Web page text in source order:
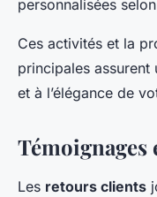
personnalisées
Ces activités et la
principales
et à l’élégance de
Les retours clients